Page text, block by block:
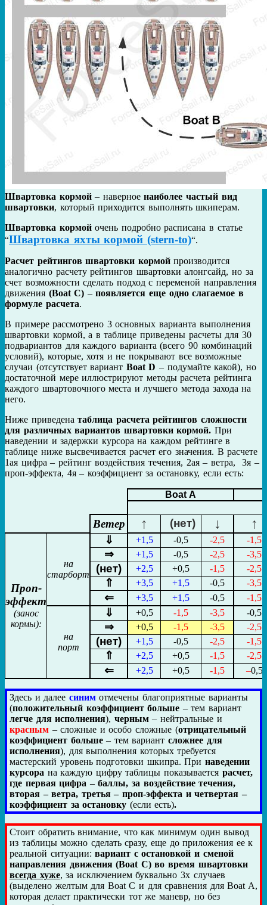
Швартовка кормой– наверноенаиболее частый вид
швартовки, который приходится выполнять шкиперам.
Швартовка кормойочень подробно расписана в статье
“Швартовка яхты кормой (stern-to)“.
Расчет рейтингов швартовки кормойпроизводится
аналогично расчету рейтингов швартовки алонгсайд, но за
счет возможности сделать подход с переменой направления
движения (Boat C) –появляется еще одно слагаемое в
формуле расчета.
В примере рассмотрено 3 основных варианта выполнения
швартовки кормой, а в таблице приведены расчеты для 30
подвариантов для каждого варианта (всего 90 комбинаций
условий), которые, хотя и не покрывают все возможные
случаи (отсутствует вариант Boat D – подумайте какой), но
достаточной мере иллюстрируют методы расчета рейтинга
каждого швартовочного места и лучшего метода захода на
него.
Ниже приведенатаблица расчета рейтингов сложности
для различных вариантов швартовки кормой. При
наведении и задержки курсора на каждом рейтинге в
таблице ниже высвечивается расчет его значения. В расчете
1ая цифра – рейтинг воздействия течения, 2ая – ветра, 3я –
проп-эффекта, 4я – коэффициент за остановку, если есть:
Boat A
Ветер ↑ (нет) ↓ ↑
Проп-
эффект
(занос
кормы):
на
старборт
⇓ +1,5 -0,5 -2,5 -1,5
⇒ +1,5 -0,5 -2,5 -3,5
(нет) +2,5 +0,5 -1,5 -2,5
⇑ +3,5 +1,5 -0,5 -3,5
⇐ +3,5 +1,5 -0,5 -1,5
на
порт
⇓ +0,5 -1,5 -3,5 -0,5
⇒ +0,5 -1,5 -3,5 -2,5
(нет) +1,5 -0,5 -2,5 -1,5
⇑ +2,5 +0,5 -1,5 -2,5
⇐ +2,5 +0,5 -1,5 –0,5
Здесь и далее синим отмечены благоприятные варианты
(положительный коэффициент больше – тем вариант
легче для исполнения), черным– нейтральные и
красным – сложные и особо сложные (отрицательный
коэффициент больше– тем вариантсложнее для
исполнения), для выполнения которых требуется
мастерский уровень подготовки шкипра. При наведении
курсора на каждую цифру таблицы показывается расчет,
где первая цифра – баллы, за воздействие течения,
вторая – ветра, третья – проп-эффекта и четвертая –
коэффициент за остановку (если есть).
Стоит обратить внимание, что как минимум один вывод
из таблицы можно сделать сразу, еще до приложения ее к
реальной ситуации:вариант с остановкой и сменой
направления движения (Boat C) во время швартовки
всегда хуже, за исключением буквально 3х случаев
(выделено желтым для Boat C и для сравнения для Boat A,
которая делает практически тот же маневр, но без